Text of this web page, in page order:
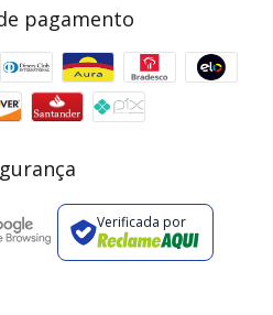
pagamento
Verificada por
GANHE5
7% OFF